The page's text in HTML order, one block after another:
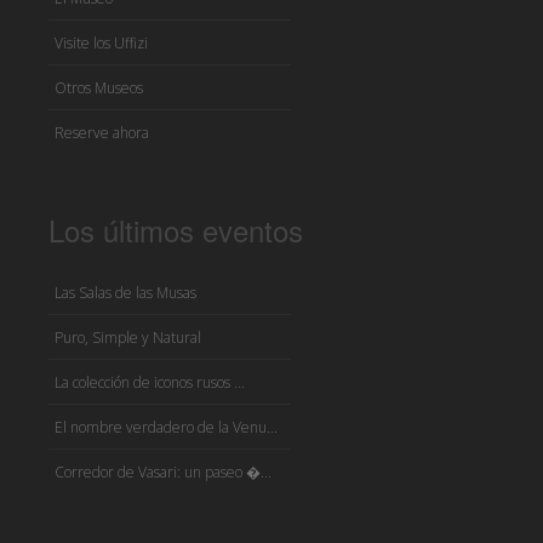
Visite los Uffizi
Otros Museos
Reserve ahora
Los últimos eventos
Las Salas de las Musas
Puro, Simple y Natural
La colección de iconos rusos ...
El nombre verdadero de la Venu...
Corredor de Vasari: un paseo �...